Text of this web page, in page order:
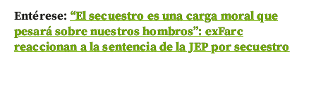
Entérese: “El secuestro es una carga moral que
pesará sobre nuestros hombros”: exFarc
reaccionan a la sentencia de la JEP por secuestro